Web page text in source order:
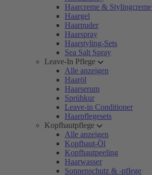
Haarcreme & Stylingcreme
Haargel
Haarpuder
Haarspray
Haarstyling-Sets
Sea Salt Spray
Leave-In Pflege
Alle anzeigen
Haaröl
Haarserum
Sprühkur
Leave-in Conditioner
Haarpflegesets
Kopfhautpflege
Alle anzeigen
Kopfhaut-Öl
Kopfhautpeeling
Haarwasser
Sonnenschutz & -pflege